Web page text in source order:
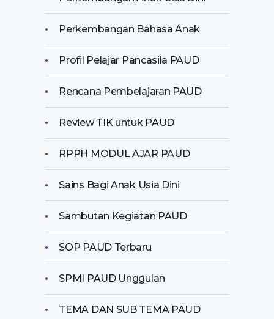
Perkembangan Bahasa Anak
Profil Pelajar Pancasila PAUD
Rencana Pembelajaran PAUD
Review TIK untuk PAUD
RPPH MODUL AJAR PAUD
Sains Bagi Anak Usia Dini
Sambutan Kegiatan PAUD
SOP PAUD Terbaru
SPMI PAUD Unggulan
TEMA DAN SUB TEMA PAUD